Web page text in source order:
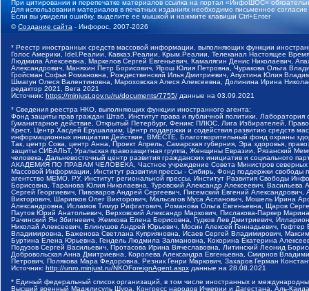
При цитировании и перепечатке материалов ссылка на портал «ИнфоШОС»
Для использования материалов в печатных изданиях необходимо письменное
Если вы увидели ошибку, выделите ее мышкой и нажмите клавиши Ctrl+Enter
©Создание сайта - Инфорос, 2007-2026
* Реестр иностранных средств массовой информации, выполняющих функции
Голос Америки, Idel.Реалии, Кавказ.Реалии, Крым.Реалии, Телеканал Настоящее
Людмила Алексеевна, Маркелов Сергей Евгеньевич, Камалягин Денис Николаевич,
Александрович, Маняхин Петр Борисович, Ярош Юлия Петровна, Чуракова Ольга
Гройсман Софья Романовна, Рождественский Илья Дмитриевич, Апухтина Юлия
Шмагун Олеся Валентиновна, Мароховская Алеся Алексеевна, Долинина Ирина
редактор 2021, Вега 2021
Источник: https://minjust.gov.ru/ru/documents/7755/ данные на 03.09.2021
* Сведения реестра НКО, выполняющих функции иностранного агента:
Фонд защиты прав граждан Штаб, Институт права и публичной политики,
Гуманитарное действие, Открытый Петербург, Феникс ПЛЮС, Лига Избирателей,
Крест, Центр Хасдей Ерушалаим, Центр поддержки и содействия развитию средств
информационных инициатив Действие, ВМЕСТЕ, Благотворительный фонд охраны
Так, центр Сова, центр Анна, Проект Апрель, Самарская губерния, Эра здоровья,
защиты СИБАЛЬТ, Уральская правозащитная группа, Женщины Евразии, Рязанский
человека, Дальневосточный центр развития гражданских инициатив и социального
АКАДЕМИЯ ПО ПРАВАМ ЧЕЛОВЕКА, Частное учреждение Совета Министров северных
Массовой Информации, Институт развития прессы - Сибирь, Фонд поддержки
агентство МЕМО. РУ, Институт региональной прессы, Институт Развития Свободы
Борисовна, Таранова Юлия Николаевна, Туровский Александр Алексеевич,
Сергей Георгиевич, Пивоваров Андрей Сергеевич, Писемский Евгений
Викторович, Шарипков Олег Викторович, Мальсагов Муса Асланович, Мошель Ирина
Александровна, Исламов Тимур Рифгатович, Романова Ольга Евгеньевна, Щаров
Паутов Юрий Анатольевич, Верховский Александр Маркович, Пислакова-Паркер
Рачинский Ян Збигневич, Жемкова Елена Борисовна, Гудков Лев Дмитриевич,
Николай Алексеевич, Блинушов Андрей Юрьевич, Мосин Алексей Геннадьевич,
Владимировна, Баженова Светлана Куприяновна, Исаев Сергей Владимирович,
Буртина Елена Юрьевна, Гендель Людмила Залмановна, Кокорина Екатерина
Подузов Сергей Васильевич, Протасова Ирина Вячеславовна, Литинский Леонид
Добровольская Анна Дмитриевна, Королева Александра Евгеньевна, Смирнов
Петрович, Полякова Мара Федоровна, Резник Генри Маркович, Захаров Герман
Источник: http://unro.minjust.ru/NKOForeignAgent.aspx данные на 28.08.2021
* Единый федеральный список организаций, в том числе иностранных и
Высший военный Маджлисуль Шура, Конгресс народов Ичкерии и Дагестана, Аль-